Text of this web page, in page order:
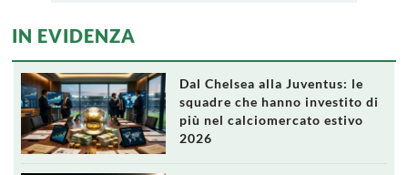
IN EVIDENZA
Dal Chelsea alla Juventus: le
squadre che hanno investito di
più nel calciomercato estivo
2026